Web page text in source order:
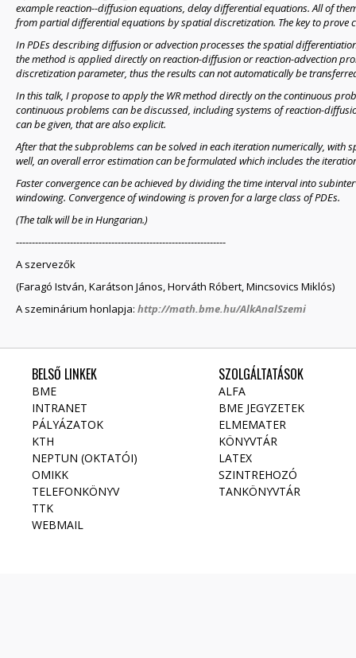
example reaction--diffusion equations, delay differential equations. All of
from partial differential equations by spatial discretization. The key to prove
In PDEs describing diffusion or advection processes the spatial
the method is applied directly on reaction-diffusion or reaction-advection
discretization parameter, thus the results can not automatically be
In this talk, I propose to apply the WR method directly on the continuous
continuous problems can be discussed, including systems of reaction-
can be given, that are also explicit.
After that the subproblems can be solved in each iteration numerically, with
well, an overall error estimation can be formulated which includes the
Faster convergence can be achieved by dividing the time interval into
windowing. Convergence of windowing is proven for a large class of PDEs.
(The talk will be in Hungarian.)
------------------------------------------------------------------
A szervezők
(Faragó István, Karátson János, Horváth Róbert, Mincsovics Miklós)
A szeminárium honlapja: http://math.bme.hu/AlkAnalSzemi
BELSŐ LINKEK
BME
INTRANET
PÁLYÁZATOK
KTH
NEPTUN (OKTATÓI)
OMIKK
TELEFONKÖNYV
TTK
WEBMAIL
SZOLGÁLTATÁSOK
ALFA
BME JEGYZETEK
ELMEMATER
KÖNYVTÁR
LATEX
SZINTREHOZÓ
TANKÖNYVTÁR